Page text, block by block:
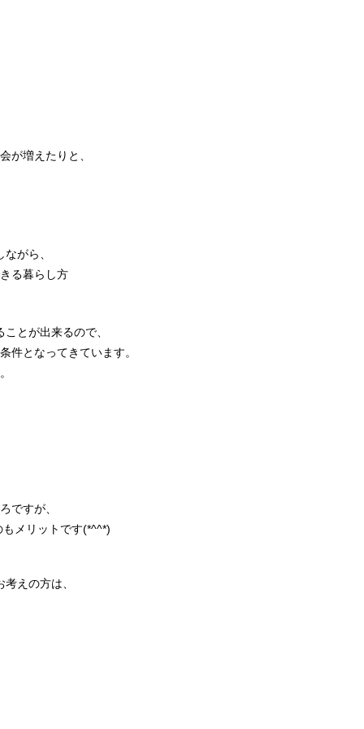
が増えたりと、
がら、
る暮らし方
とが出来るので、
件となってきています。
ですが、
メリットです(*^^*)
えの方は、